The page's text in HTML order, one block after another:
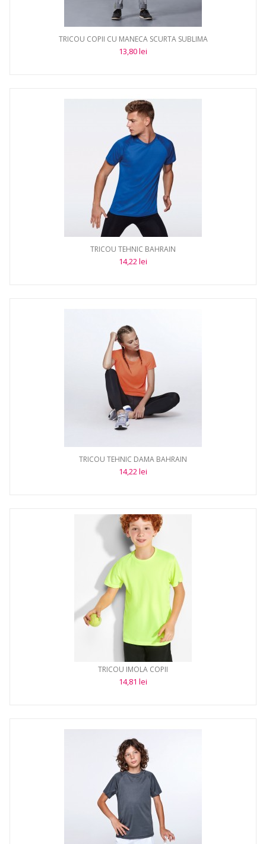
TRICOU COPII CU MANECA SCURTA SUBLIMA
13,80 lei
TRICOU TEHNIC BAHRAIN
14,22 lei
TRICOU TEHNIC DAMA BAHRAIN
14,22 lei
TRICOU IMOLA COPII
14,81 lei